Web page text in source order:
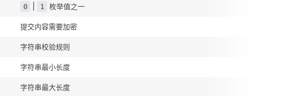
0 1 枚举值之一
提交内容需要加密
字符串校验规则
字符串最小长度
字符串最大长度